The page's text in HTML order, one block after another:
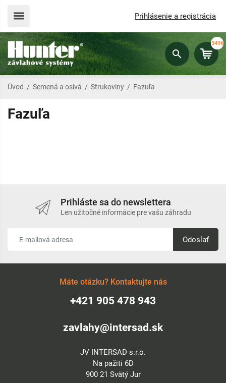
Prihlásenie a registrácia
3496
Úvod / Semená a osivá / Strukoviny / Fazuľa
Fazuľa
Prihláste sa do newslettera
Len užitočné informácie pre vašu záhradu
Odoslať
Máte otázku? Kontaktujte nás
+421 905 478 943
zavlahy@intersad.sk
JV INTERSAD s.r.o.
Na pažiti 6D
900 21 Svätý Jur